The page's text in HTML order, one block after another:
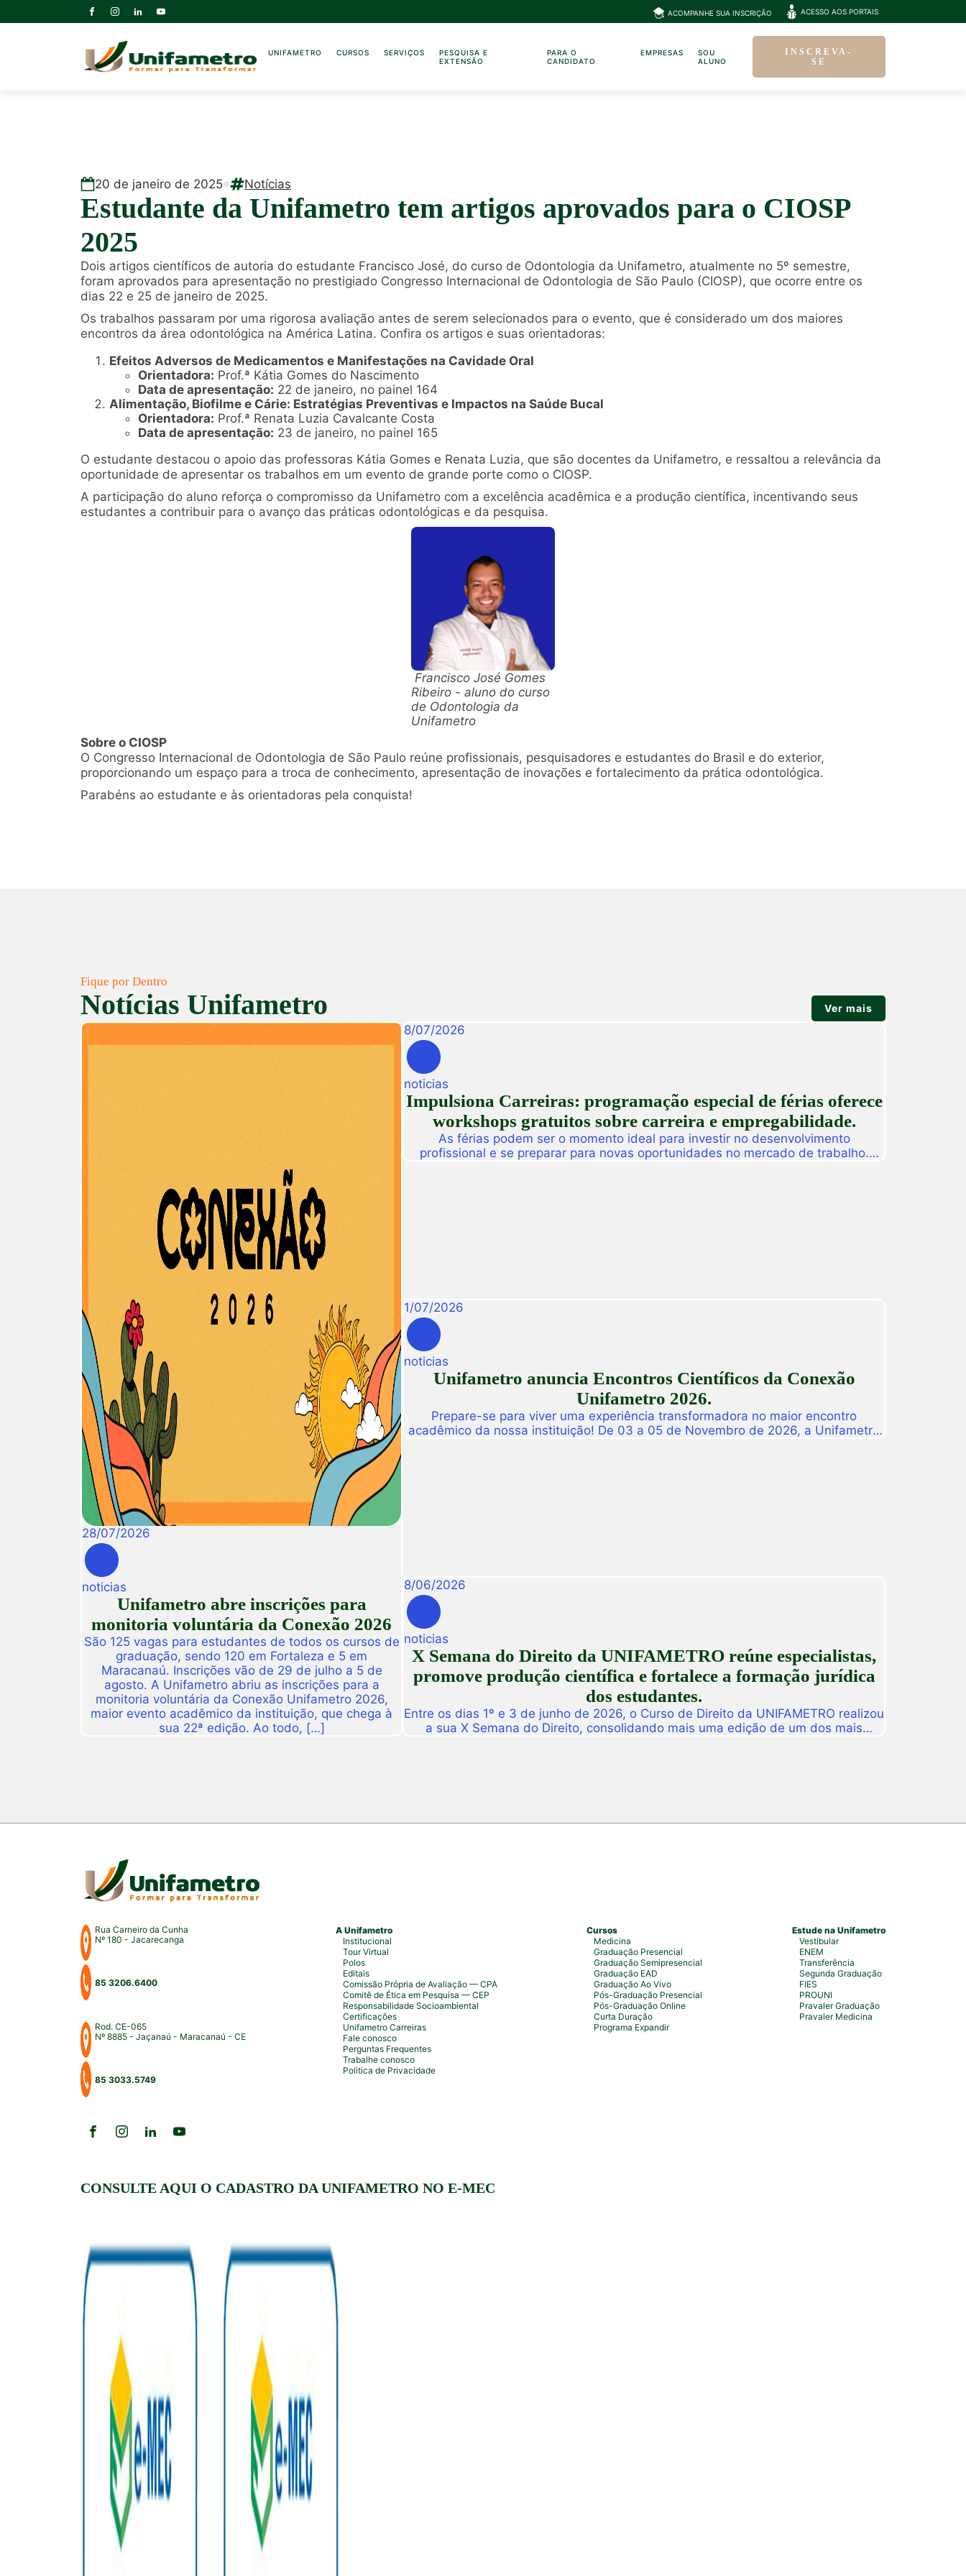
ACOMPANHE SUA INSCRIÇÃO ACESSO AOS PORTAIS
UNIFAMETRO CURSOS SERVIÇOS
PESQUISA E
EXTENSÃO
PARA O
CANDIDATO
EMPRESAS
SOU
ALUNO
INSCREVA-
SE
20 de janeiro de 2025 Notícias
Estudante da Unifametro tem artigos aprovados para o CIOSP
2025
Dois artigos científicos de autoria do estudante Francisco José, do curso de Odontologia da Unifametro, atualmente no 5º semestre,
foram aprovados para apresentação no prestigiado Congresso Internacional de Odontologia de São Paulo (CIOSP), que ocorre entre os
dias 22 e 25 de janeiro de 2025.
Os trabalhos passaram por uma rigorosa avaliação antes de serem selecionados para o evento, que é considerado um dos maiores
encontros da área odontológica na América Latina. Confira os artigos e suas orientadoras:
Efeitos Adversos de Medicamentos e Manifestações na Cavidade Oral
Orientadora: Prof.ª Kátia Gomes do Nascimento
Data de apresentação: 22 de janeiro, no painel 164
Alimentação, Biofilme e Cárie: Estratégias Preventivas e Impactos na Saúde Bucal
Orientadora: Prof.ª Renata Luzia Cavalcante Costa
Data de apresentação: 23 de janeiro, no painel 165
O estudante destacou o apoio das professoras Kátia Gomes e Renata Luzia, que são docentes da Unifametro, e ressaltou a relevância da
oportunidade de apresentar os trabalhos em um evento de grande porte como o CIOSP.
A participação do aluno reforça o compromisso da Unifametro com a excelência acadêmica e a produção científica, incentivando seus
estudantes a contribuir para o avanço das práticas odontológicas e da pesquisa.
Francisco José Gomes
Ribeiro - aluno do curso
de Odontologia da
Unifametro
Sobre o CIOSP
O Congresso Internacional de Odontologia de São Paulo reúne profissionais, pesquisadores e estudantes do Brasil e do exterior,
proporcionando um espaço para a troca de conhecimento, apresentação de inovações e fortalecimento da prática odontológica.
Parabéns ao estudante e às orientadoras pela conquista!
Fique por Dentro
Notícias Unifametro Ver mais
28/07/2026
noticias
Unifametro abre inscrições para
monitoria voluntária da Conexão 2026
São 125 vagas para estudantes de todos os cursos de
graduação, sendo 120 em Fortaleza e 5 em
Maracanaú. Inscrições vão de 29 de julho a 5 de
agosto. A Unifametro abriu as inscrições para a
monitoria voluntária da Conexão Unifametro 2026,
maior evento acadêmico da instituição, que chega à
sua 22ª edição. Ao todo, […]
8/07/2026
noticias
Impulsiona Carreiras: programação especial de férias oferece
workshops gratuitos sobre carreira e empregabilidade.
As férias podem ser o momento ideal para investir no desenvolvimento
profissional e se preparar para novas oportunidades no mercado de trabalho.
1/07/2026
noticias
Unifametro anuncia Encontros Científicos da Conexão
Unifametro 2026.
Prepare-se para viver uma experiência transformadora no maior encontro
acadêmico da nossa instituição! De 03 a 05 de Novembro de 2026, a Unifametro
8/06/2026
noticias
X Semana do Direito da UNIFAMETRO reúne especialistas,
promove produção científica e fortalece a formação jurídica
dos estudantes.
Entre os dias 1º e 3 de junho de 2026, o Curso de Direito da UNIFAMETRO realizou
a sua X Semana do Direito, consolidando mais uma edição de um dos mais
Rua Carneiro da Cunha
Nº 180 - Jacarecanga
85 3206.6400
Rod. CE-065
Nº 8885 - Jaçanaú - Maracanaú - CE
85 3033.5749
A Unifametro
Institucional
Tour Virtual
Polos
Editais
Comissão Própria de Avaliação — CPA
Comitê de Ética em Pesquisa — CEP
Responsabilidade Socioambiental
Certificações
Unifametro Carreiras
Fale conosco
Perguntas Frequentes
Trabalhe conosco
Politica de Privacidade
Cursos
Medicina
Graduação Presencial
Graduação Semipresencial
Graduação EAD
Graduação Ao Vivo
Pós-Graduação Presencial
Pós-Graduação Online
Curta Duração
Programa Expandir
Estude na Unifametro
Vestibular
ENEM
Transferência
Segunda Graduação
FIES
PROUNI
Pravaler Graduação
Pravaler Medicina
CONSULTE AQUI O CADASTRO DA UNIFAMETRO NO E-MEC